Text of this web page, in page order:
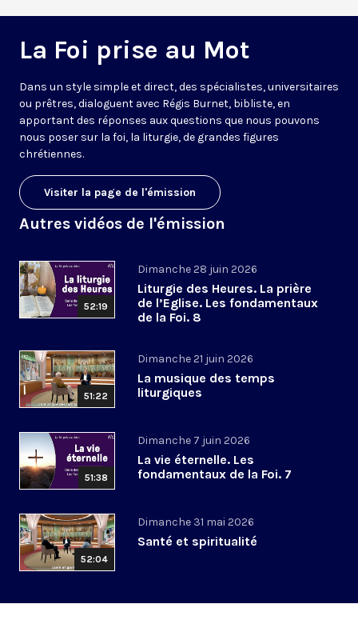
La Foi prise au Mot
Dans un style simple et direct, des spécialistes, universitaires
ou prêtres, dialoguent avec Régis Burnet, bibliste, en
apportant des réponses aux questions que nous pouvons
nous poser sur la foi, la liturgie, de grandes figures
chrétiennes.
Visiter la page de l'émission
Autres vidéos de l'émission
52:19
Dimanche 28 juin 2026
Liturgie des Heures. La prière
de l’Eglise. Les fondamentaux
de la Foi. 8
51:22
Dimanche 21 juin 2026
La musique des temps
liturgiques
51:38
Dimanche 7 juin 2026
La vie éternelle. Les
fondamentaux de la Foi. 7
52:04
Dimanche 31 mai 2026
Santé et spiritualité